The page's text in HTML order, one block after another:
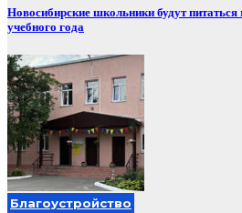
Новосибирские школьники будут
учебного года
Благоустройство